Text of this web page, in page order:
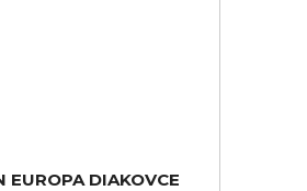
EUROPA DIAKOVCE